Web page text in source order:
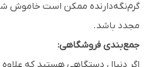
گرم‌نگه‌دارنده ممکن است خاموش
مجدد باشد.
جمع‌بندی فروشگاهی:
اگر دنبال دستگاهی هستید که